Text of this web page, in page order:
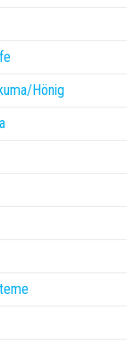
Hönig